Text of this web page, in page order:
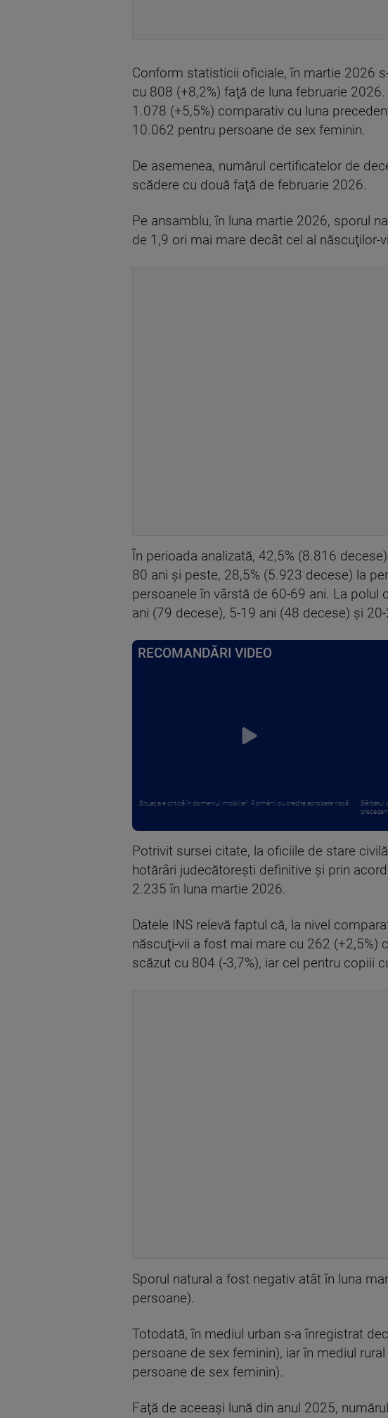
Conform statisticii oficiale, în martie 2026
cu 808 (+8,2%) faţă de luna februarie
1.078 (+5,5%) comparativ cu luna
10.062 pentru persoane de sex feminin.
De asemenea, numărul certificatelor de
scădere cu două faţă de februarie 2026.
Pe ansamblu, în luna martie 2026, sporul
de 1,9 ori mai mare decât cel al născuţilor-
În perioada analizată, 42,5% (8.816
80 ani şi peste, 28,5% (5.923 decese) la
persoanele în vârstă de 60-69 ani. La
ani (79 decese), 5-19 ani (48 decese) şi
RECOMANDĂRI VIDEO
„Situația e critică în domeniul imobiliar”. Românii cu credite aprobate riscă ...
Bărbatul
precedent.
Potrivit sursei citate, la oficiile de stare
hotărâri judecătoreşti definitive şi prin
2.235 în luna martie 2026.
Datele INS relevă faptul că, la nivel
născuţi-vii a fost mai mare cu 262 (+2,5%)
scăzut cu 804 (-3,7%), iar cel pentru copiii
Sporul natural a fost negativ atât în luna
persoane).
Totodată, în mediul urban s-a înregistrat
persoane de sex feminin), iar în mediul
persoane de sex feminin).
Faţă de aceeaşi lună din anul 2025,